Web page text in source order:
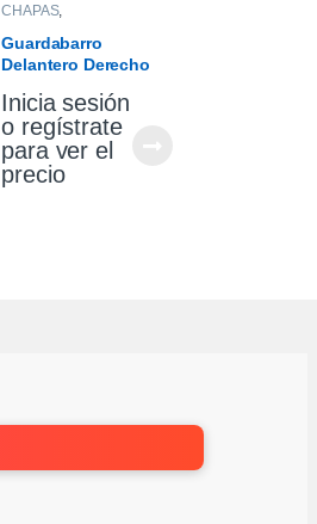
CHAPAS,
Guardabarro
Delantero Derecho
Inicia sesión
o regístrate
para ver el
precio